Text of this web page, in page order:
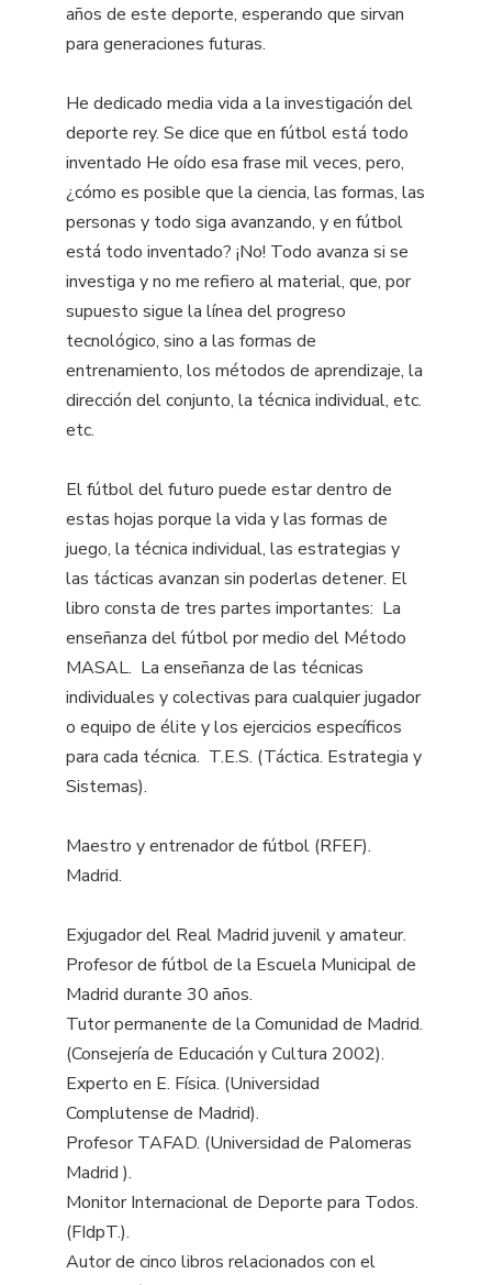
años de este deporte, esperando que sirvan
para generaciones futuras.
He dedicado media vida a la investigación del
deporte rey. Se dice que en fútbol está todo
inventado He oído esa frase mil veces, pero,
¿cómo es posible que la ciencia, las formas, las
personas y todo siga avanzando, y en fútbol
está todo inventado? ¡No! Todo avanza si se
investiga y no me refiero al material, que, por
supuesto sigue la línea del progreso
tecnológico, sino a las formas de
entrenamiento, los métodos de aprendizaje, la
dirección del conjunto, la técnica individual, etc.
etc.
El fútbol del futuro puede estar dentro de
estas hojas porque la vida y las formas de
juego, la técnica individual, las estrategias y
las tácticas avanzan sin poderlas detener. El
libro consta de tres partes importantes:  La
enseñanza del fútbol por medio del Método
MASAL.  La enseñanza de las técnicas
individuales y colectivas para cualquier jugador
o equipo de élite y los ejercicios específicos
para cada técnica.  T.E.S. (Táctica. Estrategia y
Sistemas).
Maestro y entrenador de fútbol (RFEF).
Madrid.
Exjugador del Real Madrid juvenil y amateur.
Profesor de fútbol de la Escuela Municipal de
Madrid durante 30 años.
Tutor permanente de la Comunidad de Madrid.
(Consejería de Educación y Cultura 2002).
Experto en E. Física. (Universidad
Complutense de Madrid).
Profesor TAFAD. (Universidad de Palomeras
Madrid ).
Monitor Internacional de Deporte para Todos.
(FIdpT.).
Autor de cinco libros relacionados con el